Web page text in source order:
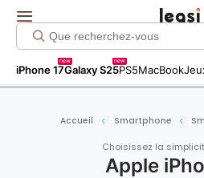
iPhone 17
new
Galaxy S25
new
PS5MacBook
Accueil Smartphone
Choisissez la
Apple